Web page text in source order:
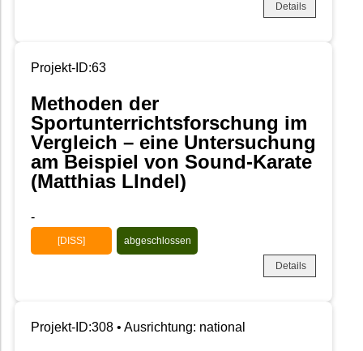
Details
Projekt-ID:63
Methoden der
Sportunterrichtsforschung im
Vergleich – eine Untersuchung
am Beispiel von Sound-Karate
(Matthias LIndel)
-
[DISS] abgeschlossen
Details
Projekt-ID:308 • Ausrichtung: national